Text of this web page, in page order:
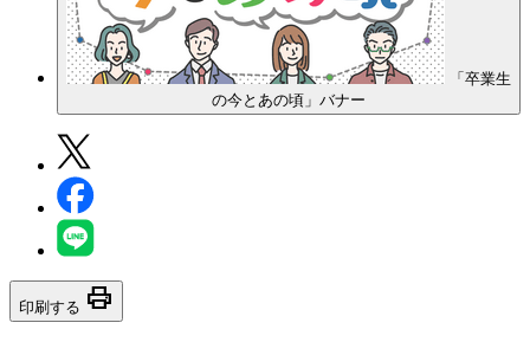
「卒業生
の今とあの頃」バナー
印刷する print